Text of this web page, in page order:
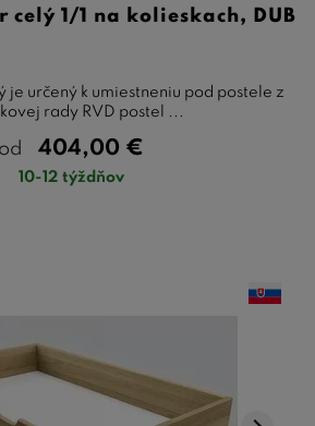
celý 1/1 na kolieskach, DUB
je určený k umiestneniu pod postele z
rady RVD postel ...
od 404,00 €
10-12 týždňov